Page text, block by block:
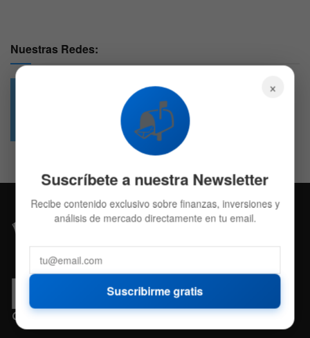
Nuestras Redes:
4.7k
Followers
×
📬
Suscríbete a nuestra Newsletter
Recibe contenido exclusivo sobre finanzas, inversiones y
análisis de mercado directamente en tu email.
Suscribirme gratis